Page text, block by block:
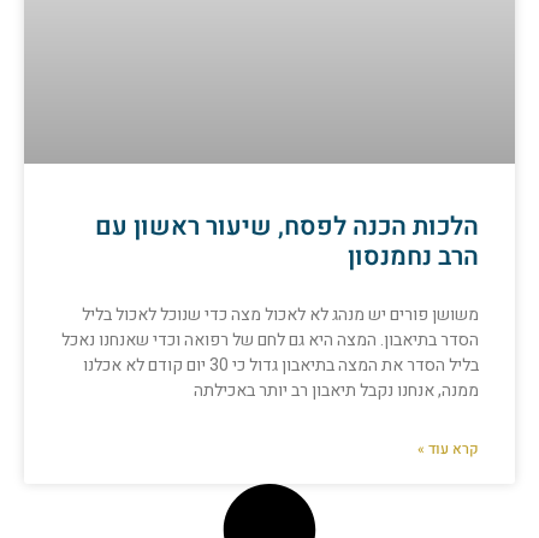
הלכות הכנה לפסח, שיעור ראשון עם
הרב נחמנסון
משושן פורים יש מנהג לא לאכול מצה כדי שנוכל לאכול בליל
הסדר בתיאבון. המצה היא גם לחם של רפואה וכדי שאנחנו נאכל
בליל הסדר את המצה בתיאבון גדול כי 30 יום קודם לא אכלנו
ממנה, אנחנו נקבל תיאבון רב יותר באכילתה
קרא עוד »